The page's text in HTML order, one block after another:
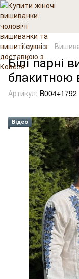
Каталог
Білі парні
Артикул: B004+1792
Відео